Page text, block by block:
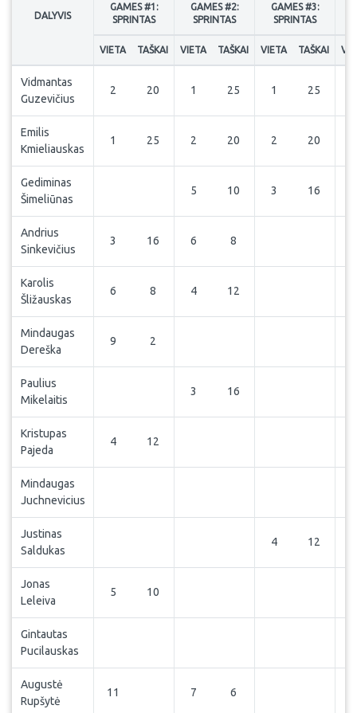
DALYVIS
GAMES #1:
SPRINTAS
GAMES #2:
SPRINTAS
GAMES #3:
SPRINTAS
VIETA TAŠKAI VIETA TAŠKAI VIETA TAŠKAI
Vidmantas
Guzevičius
2 20 1 25 1 25
Emilis
Kmieliauskas
1 25 2 20 2 20
Gediminas
Šimeliūnas
5 10 3 16
Andrius
Sinkevičius
3 16 6 8
Karolis
Šližauskas
6 8 4 12
Mindaugas
Dereška
9 2
Paulius
Mikelaitis
3 16
Kristupas
Pajeda
4 12
Mindaugas
Juchnevicius
Justinas
Saldukas
4 12
Jonas
Leleiva
5 10
Gintautas
Pucilauskas
Augustė
Rupšytė
11 7 6